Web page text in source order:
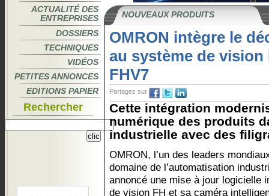
ACTUALITÉ DES
ENTREPRISES
DOSSIERS
TECHNIQUES
VIDÉOS
PETITES ANNONCES
EDITIONS PAPIER
Rechercher
NOUVEAUX PRODUITS
OMRON intègre le
au système de vision
FHV7
Partagez sur
Cette intégration
numérique des produits
industrielle avec des
OMRON, l’un des leaders
domaine de l’automatisation
annoncé une mise à jour logicielle
de vision FH et sa caméra